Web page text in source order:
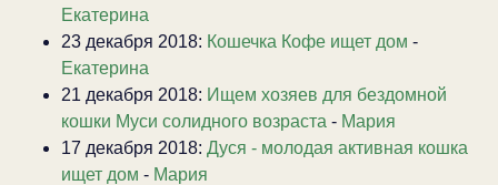
Екатерина
23 декабря 2018: Кошечка Кофе ищет дом -
Екатерина
21 декабря 2018: Ищем хозяев для бездомной
кошки Муси солидного возраста - Мария
17 декабря 2018: Дуся - молодая активная кошка
ищет дом - Мария